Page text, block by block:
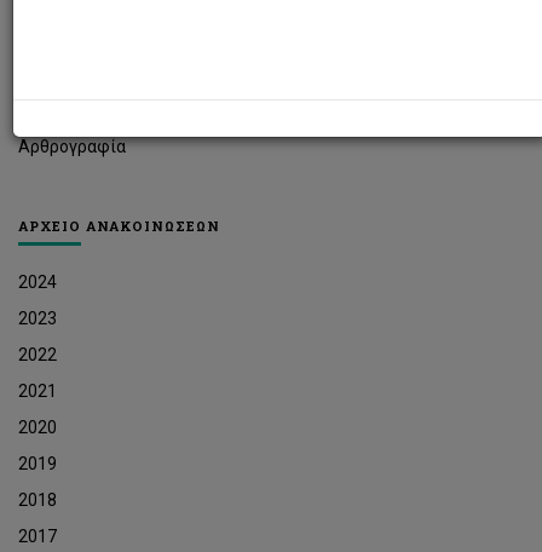
Αρθρογραφία
ΑΡΧΕΙΟ ΑΝΑΚΟΙΝΩΣΕΩΝ
2024
2023
2022
2021
2020
2019
2018
2017